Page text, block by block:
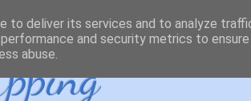
to deliver its services and to analyze
and security metrics to
abuse.